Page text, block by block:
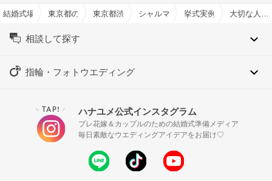
結婚式場を探すならハナユメ
東京都の結婚式場一覧東京都渋谷区の結婚式場一覧
シャルマンシーナTOKYOで結婚式
挙式実例
相談して探す
指輪・フォトウエディング
＼ TAP! ／ ハナユメ公式インスタグラム
プレ花嫁＆カップルのための結婚式準備メディア
毎日素敵なウエディングアイデアをお届け♡